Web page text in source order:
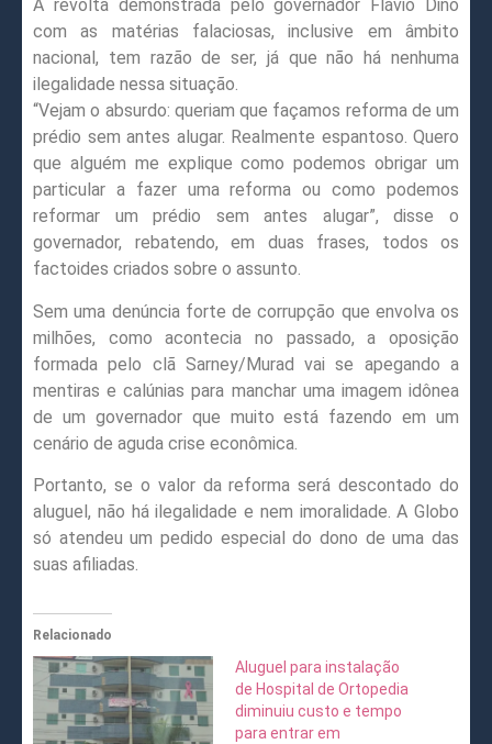
A revolta demonstrada pelo governador Flávio Dino
com as matérias falaciosas, inclusive em âmbito
nacional, tem razão de ser, já que não há nenhuma
ilegalidade nessa situação.
“Vejam o absurdo: queriam que façamos reforma de um
prédio sem antes alugar. Realmente espantoso. Quero
que alguém me explique como podemos obrigar um
particular a fazer uma reforma ou como podemos
reformar um prédio sem antes alugar”, disse o
governador, rebatendo, em duas frases, todos os
factoides criados sobre o assunto.
Sem uma denúncia forte de corrupção que envolva os
milhões, como acontecia no passado, a oposição
formada pelo clã Sarney/Murad vai se apegando a
mentiras e calúnias para manchar uma imagem idônea
de um governador que muito está fazendo em um
cenário de aguda crise econômica.
Portanto, se o valor da reforma será descontado do
aluguel, não há ilegalidade e nem imoralidade. A Globo
só atendeu um pedido especial do dono de uma das
suas afiliadas.
Relacionado
Aluguel para instalação
de Hospital de Ortopedia
diminuiu custo e tempo
para entrar em